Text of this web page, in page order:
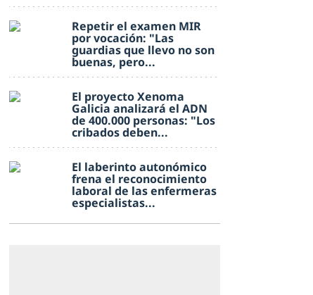
Repetir el examen MIR
por vocación: "Las
guardias que llevo no son
buenas, pero...
El proyecto Xenoma
Galicia analizará el ADN
de 400.000 personas: "Los
cribados deben...
El laberinto autonómico
frena el reconocimiento
laboral de las enfermeras
especialistas...